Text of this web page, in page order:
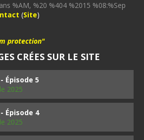
%AM, %20 %404 %2015 %08:%Sep
(Site)
protection"
CRÉES SUR LE SITE
Épisode 5
2025
Épisode 4
2025